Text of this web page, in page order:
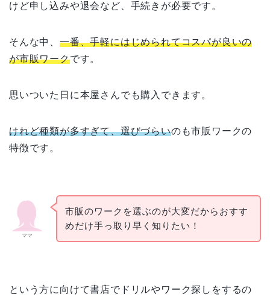
けど申し込みや退会など、手続きが必要です。
そんな中、 一番、手軽にはじめられてコスパが良いの
が市販ワークです。
思いついた日に本屋さんでも購入できます。
けれど種類が多すぎて、選びづらいのも市販ワークの
特徴です。
ママ
市販のワークを選ぶのが大変だから おすす
めだけ手っ取り早く知りたい！
という方に向けて書店でドリルやワーク探しをするの